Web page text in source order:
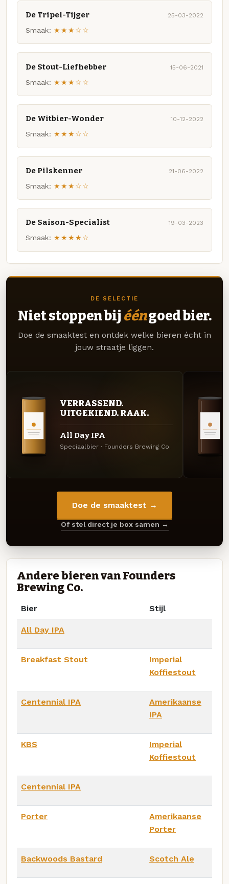
De Tripel-Tijger 25-03-2022
Smaak: ★★★☆☆
De Stout-Liefhebber 15-06-2021
Smaak: ★★★☆☆
De Witbier-Wonder 10-12-2022
Smaak: ★★★☆☆
De Pilskenner 21-06-2022
Smaak: ★★★☆☆
De Saison-Specialist 19-03-2023
Smaak: ★★★★☆
DE SELECTIE
Niet stoppen bij ééngoed bier.
Doe de smaaktest en ontdek welke bieren écht in
jouw straatje liggen.
VERRASSEND.
UITGEKIEND. RAAK.
All Day IPA
Speciaalbier · Founders Brewing Co.
Doe de smaaktest →
Of stel direct je box samen →
Andere bieren van Founders
Brewing Co.
Bier Stijl
All Day IPA
Breakfast Stout
Imperial
Koffiestout
Centennial IPA
Amerikaanse
IPA
KBS
Imperial
Koffiestout
Centennial IPA
Porter
Amerikaanse
Porter
Backwoods Bastard Scotch Ale